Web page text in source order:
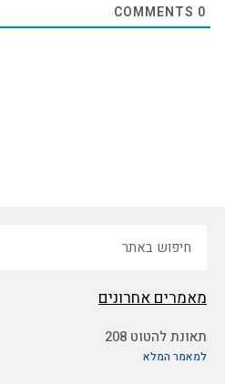
0
מאמרים אחרונים
תאונת להטוט 208
למאמר המלא